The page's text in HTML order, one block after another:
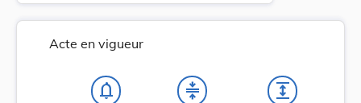
Acte en vigueur
notifications_none compress expand